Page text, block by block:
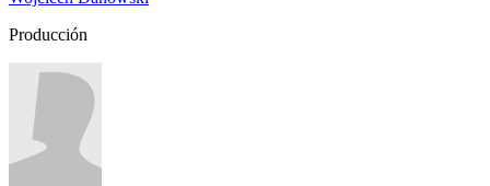
Producción